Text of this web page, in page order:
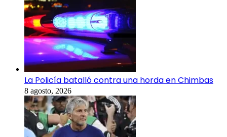
La Policía batalló contra una horda en Chimbas
8 agosto, 2026